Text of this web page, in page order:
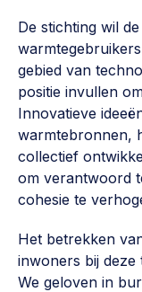
Buurtenergie
Meebeslissen
Uitdaagrecht,
Samenwerken
Lobbyen, invloed
Omgevingswet
invoering
De stichting wil
gebied van
positie invullen
Innovatieve
warmtebronnen,
collectief
om verantwoord
cohesie te
Het betrekken
inwoners bij deze
We geloven in